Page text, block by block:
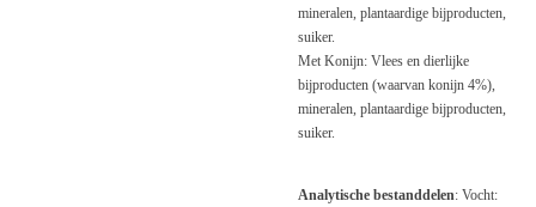
mineralen, plantaardige bijproducten,
suiker.
Met Konijn: Vlees en dierlijke
bijproducten (waarvan konijn 4%),
mineralen, plantaardige bijproducten,
suiker.
Analytische bestanddelen: Vocht: